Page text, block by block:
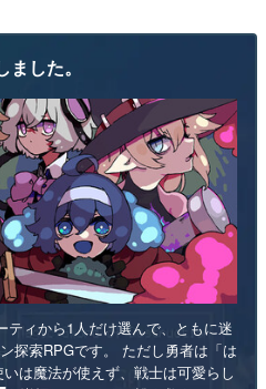
した。
ティから1人だけ選んで、ともに迷
探索RPGです。 ただし勇者は「は
は魔法が使えず、戦士は可愛らし